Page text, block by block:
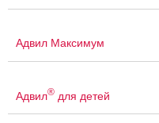
Адвил Максимум
Адвил® для детей